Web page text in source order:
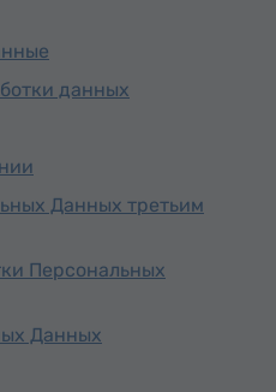
данных
Данных третьим
Персональных
Данных